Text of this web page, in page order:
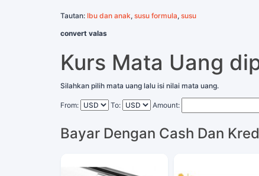
Tautan: Ibu dan anak, susu formula, susu
convert valas
Kurs Mata Uang
Silahkan pilih mata uang lalu isi nilai mata uang.
From: To: Amount:
Bayar Dengan Cash Dan